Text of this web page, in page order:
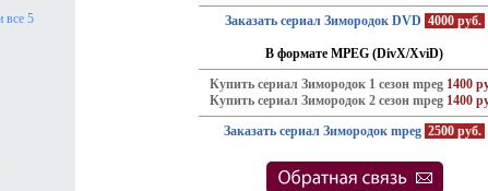
все 5
Заказать сериал Зимородок DVD 4000 руб.
В формате MPEG (DivX/XviD)
Купить сериал Зимородок 1 сезон mpeg1400
Купить сериал Зимородок 2 сезон mpeg1400
Заказать сериал Зимородок mpeg 2500 руб.